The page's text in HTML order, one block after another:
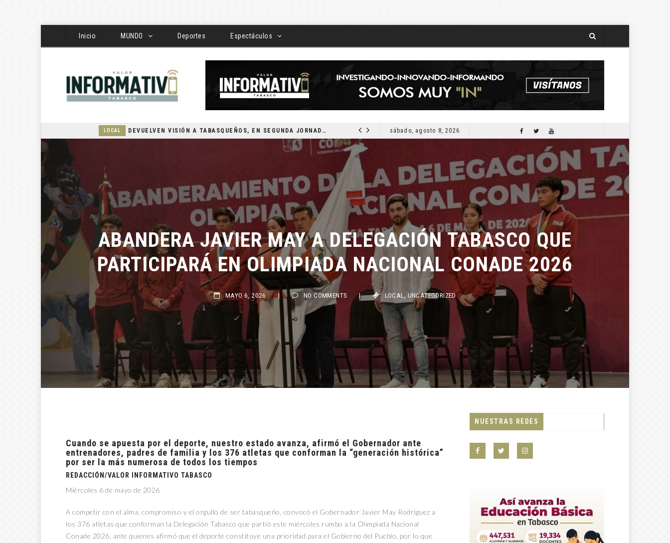
Inicio MUNDO Deportes Espectáculos
DEVUELVEN VISIÓN A TABASQUEÑOS, EN SEGUNDA JORNADA DE CIRUGÍA DE CATARATAS 2026 LOCALsábado, agosto 8, 2026
ABANDERA JAVIER MAY A DELEGACIÓN TABASCO QUE
PARTICIPARÁ EN OLIMPIADA NACIONAL CONADE 2026
MAYO 6, 2026 NO COMMENTS LOCAL UNCATEGORIZED
Cuando se apuesta por el deporte, nuestro estado avanza, afirmó el Gobernador ante
entrenadores, padres de familia y los 376 atletas que conforman la “generación histórica”
por ser la más numerosa de todos los tiempos
REDACCIÓN/VALOR INFORMATIVO TABASCO
Miércoles 6 de mayo de 2026
A competir con el alma, compromiso y el orgullo de ser tabasqueño, convocó el Gobernador Javier May Rodríguez a
los 376 atletas que conforman la Delegación Tabasco que partió este miércoles rumbo a la Olimpiada Nacional
Conade 2026, ante quienes afirmó que el deporte constituye una prioridad para el Gobierno del Pueblo, por lo que
NUESTRAS REDES